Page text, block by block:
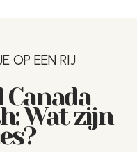
OP EEN RIJ
Canada
Wat zijn